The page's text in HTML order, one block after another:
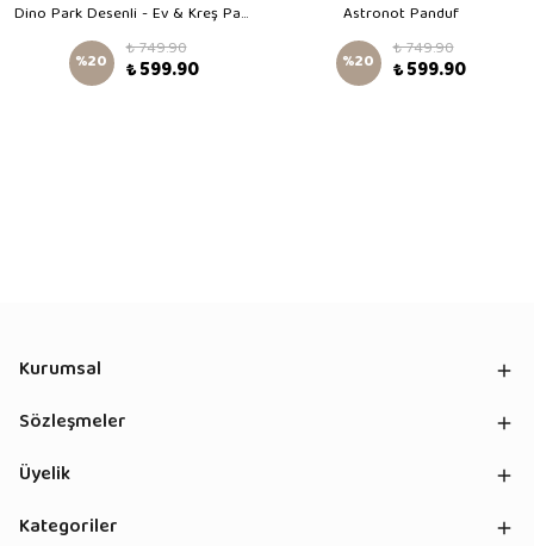
Dino Park Desenli - Ev & Kreş Panduf
%20 ₺ 749.90
₺ 599.90
Astronot Panduf
%20 ₺ 749.90
₺ 599.90
Kurumsal
Sözleşmeler
Üyelik
Kategoriler